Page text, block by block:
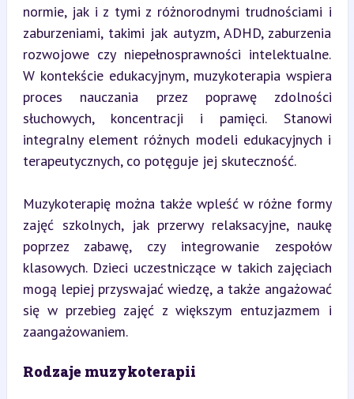
normie, jak i z tymi z różnorodnymi trudnościami i
zaburzeniami, takimi jak autyzm, ADHD, zaburzenia
rozwojowe czy niepełnosprawności intelektualne.
W kontekście edukacyjnym, muzykoterapia wspiera
proces nauczania przez poprawę zdolności
słuchowych, koncentracji i pamięci. Stanowi
integralny element różnych modeli edukacyjnych i
terapeutycznych, co potęguje jej skuteczność.
Muzykoterapię można także wpleść w różne formy
zajęć szkolnych, jak przerwy relaksacyjne, naukę
poprzez zabawę, czy integrowanie zespołów
klasowych. Dzieci uczestniczące w takich zajęciach
mogą lepiej przyswajać wiedzę, a także angażować
się w przebieg zajęć z większym entuzjazmem i
zaangażowaniem.
Rodzaje muzykoterapii